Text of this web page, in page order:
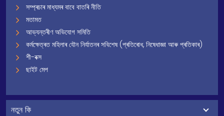
সম্প্ৰচাৰ মাধ্যমৰ বাবে বাতৰি নীতি
মতামত
আভ্যন্তৰীণ অভিযোগ সমিতি
কৰ্মক্ষেত্ৰত মহিলাৰ যৌন নিৰ্যাতনৰ সবিশেষ (প্ৰতিৰোধ, নিষেধাজ্ঞা আৰু প্ৰতিকাৰ)
শী-বক্স
ছাইট মেপ
নতুন কি